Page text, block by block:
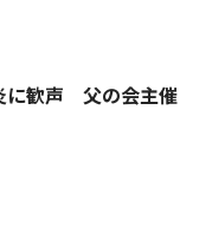
に歓声 父の会主催